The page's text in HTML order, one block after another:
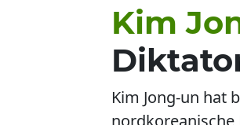
Kim
Kim Jong-un hat
nordkoreanische